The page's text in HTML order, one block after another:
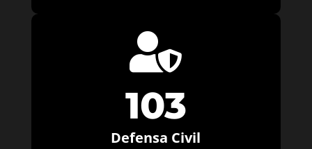

103
Defensa Civil